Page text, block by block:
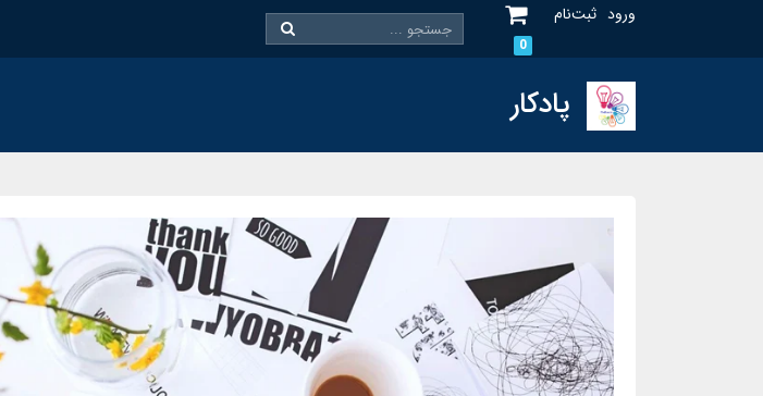
ورود ثبت‌نام
0
پادکار